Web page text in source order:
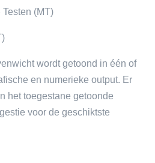
(MT)
wordt getoond in één of
en numerieke output. Er
het toegestane getoonde
voor de geschiktste